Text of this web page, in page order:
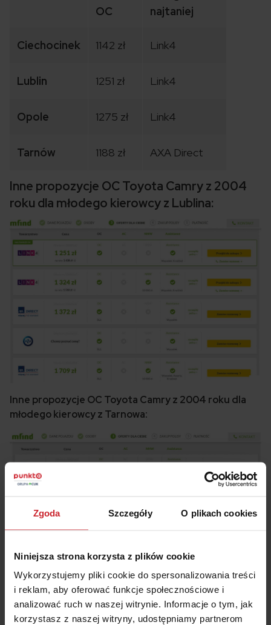
Zgoda Szczegóły O plikach cookies
Niniejsza strona korzysta z plików cookie
Wykorzystujemy pliki cookie do spersonalizowania treści
i reklam, aby oferować funkcje społecznościowe i
analizować ruch w naszej witrynie. Informacje o tym, jak
korzystasz z naszej witryny, udostępniamy partnerom
OC
najtaniej
Ciechocinek 1142 zł Link4
Lublin 1251 zł Link4
Opole 1275 zł Link4
Tarnów 1188 zł AXA Direct
Inne propozycje OC Toyota Camry z 2004
roku dla młodego kierowcy z Lublina:
Inne propozycje OC Toyota Camry z 2004 roku dla
młodego kierowcy z Tarnowa: